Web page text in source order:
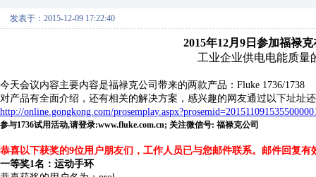
发表于：2015-12-09 17:22:40
2015年12月9日参加福禄
工业企业供电电能质量
今天会议内容主要内容是福禄克公司带来的两款产品：Fluke 1736/1738
对产品有全面介绍，还有相关的解决方案，感兴趣的网友通过以下址址
http://online.gongkong.com/
参与1736试用活动,请登录:www.fluke.com.cn; 关注微信号: 福禄克公司
恭喜以下获奖的9位用户朋友们，工作人员已与您邮件联系。邮件回复
一等奖1名：运动手环